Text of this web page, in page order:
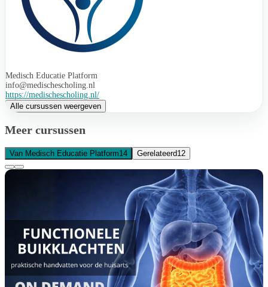
Medisch Educatie Platform
info@medischescholing.nl
https://medischescholing.nl/
Alle cursussen weergeven
Meer cursussen
Van Medisch Educatie Platform14 Gerelateerd12